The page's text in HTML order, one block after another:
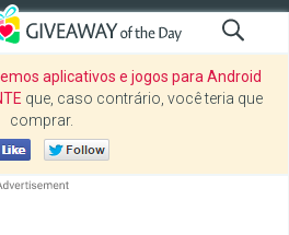
aplicativos e jogos para Android
que, caso contrário, você teria que
comprar.